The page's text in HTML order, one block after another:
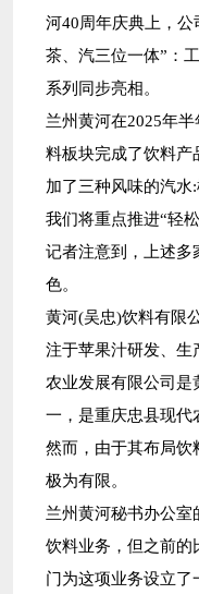
河40周年庆典上，公
茶、汽三位一体”：
系列同步亮相。
兰州黄河在2025年
料板块完成了饮料产
加了三种风味的汽水
我们将重点推进“轻
记者注意到，上述多
色。
黄河(吴忠)饮料有限
注于苹果汁研发、生
农业发展有限公司是
一，是重庆忠县现代
然而，由于其布局饮
极为有限。
兰州黄河秘书办公
饮料业务，但之前的
门为这项业务设立